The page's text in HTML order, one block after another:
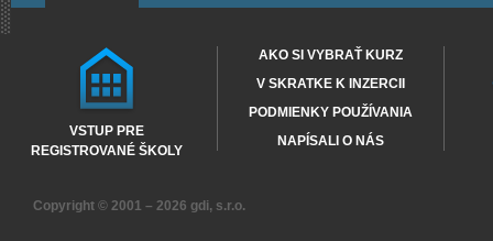
VSTUP PRE
REGISTROVANÉ ŠKOLY
AKO SI VYBRAŤ KURZ
V SKRATKE K INZERCII
PODMIENKY POUŽÍVANIA
NAPÍSALI O NÁS
Copyright © 2001 – 2026 gdi, s.r.o.